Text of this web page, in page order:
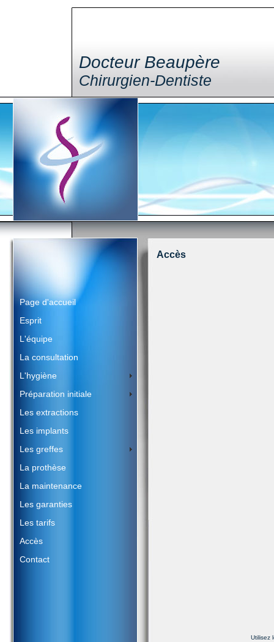
Docteur Beaupère
Chirurgien-Dentiste
Page d'accueil
Esprit
L'équipe
La consultation
L'hygiène
Préparation initiale
Les extractions
Les implants
Les greffes
La prothèse
La maintenance
Les garanties
Les tarifs
Accès
Contact
Accès
Utilisez